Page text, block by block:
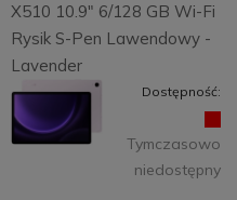
X510 10.9" 6/128 GB Wi-Fi
Rysik S-Pen Lawendowy -
Lavender
Dostępność:
Tymczasowo
niedostępny